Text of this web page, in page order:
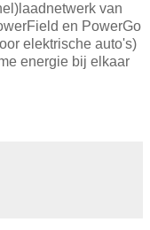
van
en PowerGo
elektrische auto's)
energie bij elkaar